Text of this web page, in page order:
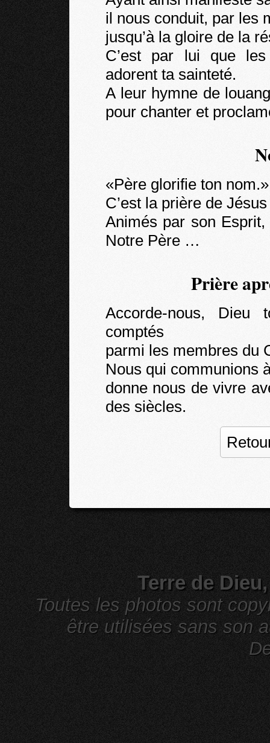
il nous conduit, par les
jusqu’à la gloire de la
C’est par lui que
adorent ta sainteté.
A leur hymne de
pour chanter et
«Père glorifie ton nom.»
C’est la prière de
Animés par son
Notre Père …
Prière
Accorde-nous, Dieu
comptés
parmi les membres du
Nous qui communions
donne nous de vivre
des siècles.
Terre de
Toutes les photos sont
être utilisées sans son